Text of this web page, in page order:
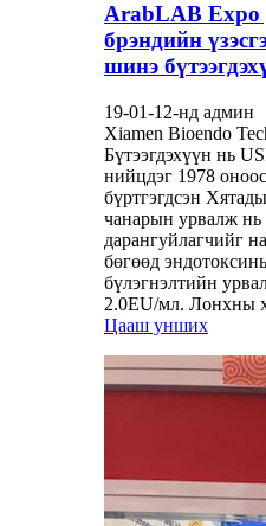
ArabLAB Expo
брэндийн
шинэ
19-01-12-нд админ
Xiamen Bioendo
Бүтээгдэхүүн нь
нийцдэг 1978
бүртгэгдсэн
чанарын урвалж нь
дарангуйлагчийг
бөгөөд
бүлэгнэлтийн
2.0EU/мл. Лонхны
Цааш унших